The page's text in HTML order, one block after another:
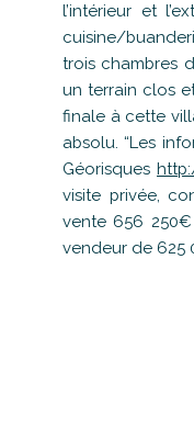
l’intérieur et
cuisine/
trois chambres
un terrain clos
finale à cette
absolu. “Les
Géorisques
visite privée,
vente 656
vendeur de 625